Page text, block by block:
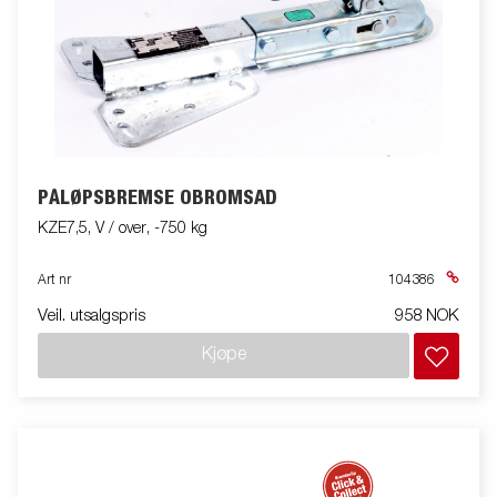
PÅLØPSBREMSE OBROMSAD
KZE7,5, V / over, -750 kg
Art nr 104386
Veil. utsalgspris 958 NOK
Kjøpe